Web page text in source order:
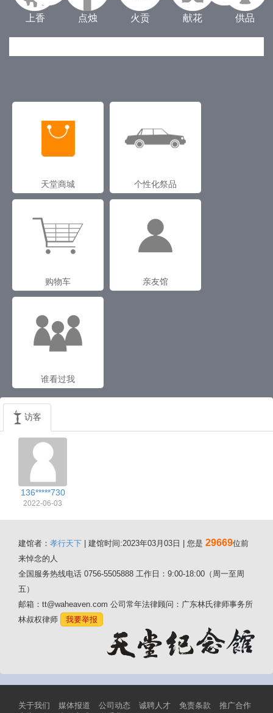
上香 点烛 火贡 献花 供品
天堂商城 个性化祭品
购物车 亲友馆
谁看过我
访客
136*****730
2022-06-03
建馆者： 孝行天下 | 建馆时间:2023年03月03日 | 您是 29669位前
来悼念的人
全国服务热线电话 0756-5505888 工作日：9:00-18:00（周一至周
五）
邮箱：tt@waheaven.com 公司常年法律顾问：广东林氏律师事务所
林叔权律师
我要举报
关于我们 媒体报道 公司动态 诚聘人才 免责条款
推广合作